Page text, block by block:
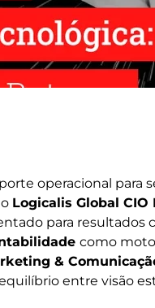
operacional para
Logicalis Global CIO
para resultados
como
&
entre visão